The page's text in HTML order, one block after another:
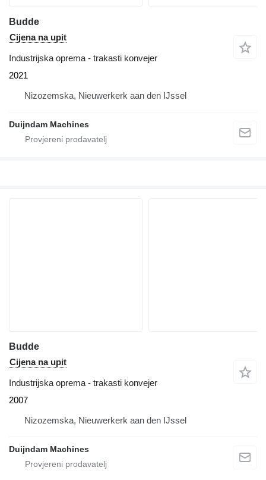
Budde
Cijena na upit
Industrijska oprema - trakasti konvejer
2021
Nizozemska, Nieuwerkerk aan den IJssel
Duijndam Machines
Budde
Cijena na upit
Industrijska oprema - trakasti konvejer
2007
Nizozemska, Nieuwerkerk aan den IJssel
Duijndam Machines